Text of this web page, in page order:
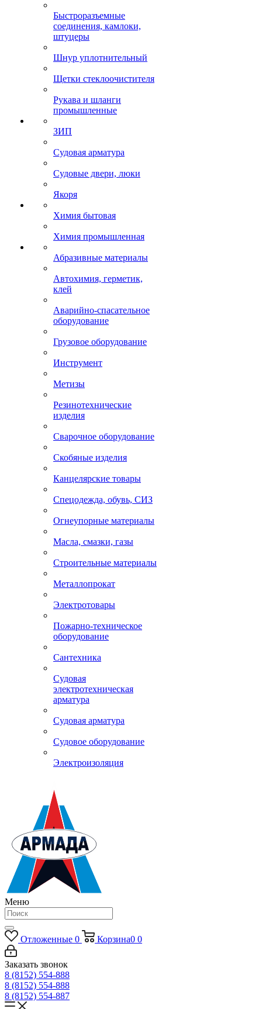
Быстроразъемные
соединения, камлоки,
штуцеры
Шнур уплотнительный
Щетки стеклоочистителя
Рукава и шланги
промышленные
ЗИП
Судовая арматура
Судовые двери, люки
Якоря
Химия бытовая
Химия промышленная
Абразивные материалы
Автохимия, герметик,
клей
Аварийно-спасательное
оборудование
Грузовое оборудование
Инструмент
Метизы
Резинотехнические
изделия
Сварочное оборудование
Скобяные изделия
Канцелярские товары
Спецодежда, обувь, СИЗ
Огнеупорные материалы
Масла, смазки, газы
Строительные материалы
Металлопрокат
Электротовары
Пожарно-техническое
оборудование
Сантехника
Судовая
электротехническая
арматура
Судовая арматура
Судовое оборудование
Электроизоляция
Меню
Отложенные 0 Корзина0 0
Заказать звонок
8 (8152) 554-888
8 (8152) 554-888
8 (8152) 554-887